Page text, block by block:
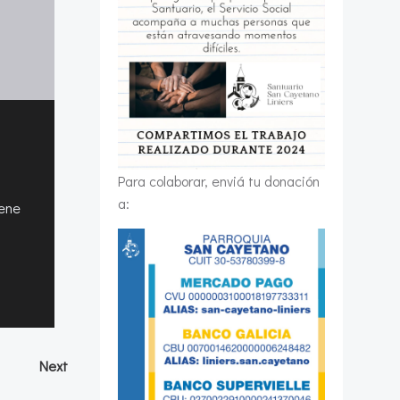
Navegación
Next
Para colaborar, enviá tu donación
a: